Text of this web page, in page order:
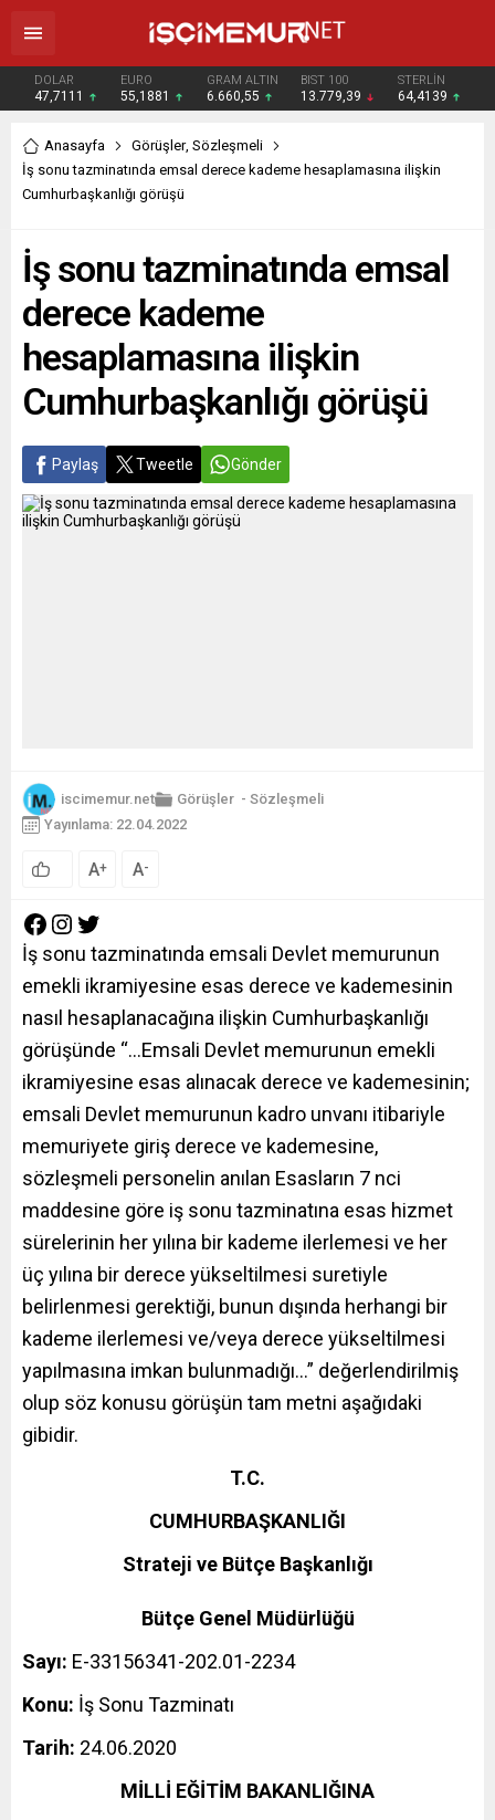
DOLAR
47,7111
EURO
55,1881
GRAM ALTIN
6.660,55
BIST 100
13.779,39
STERLİN
64,4139
Anasayfa Görüşler, Sözleşmeli
İş sonu tazminatında emsal derece kademe hesaplamasına ilişkin
Cumhurbaşkanlığı görüşü
İş sonu tazminatında emsal
derece kademe
hesaplamasına ilişkin
Cumhurbaşkanlığı görüşü
Paylaş Tweetle Gönder
iscimemur.net Görüşler - Sözleşmeli
Yayınlama: 22.04.2022
A+ A-
İş sonu tazminatında emsali Devlet memurunun
emekli ikramiyesine esas derece ve kademesinin
nasıl hesaplanacağına ilişkin Cumhurbaşkanlığı
görüşünde “…Emsali Devlet memurunun emekli
ikramiyesine esas alınacak derece ve kademesinin;
emsali Devlet memurunun kadro unvanı itibariyle
memuriyete giriş derece ve kademesine,
sözleşmeli personelin anılan Esasların 7 nci
maddesine göre iş sonu tazminatına esas hizmet
sürelerinin her yılına bir kademe ilerlemesi ve her
üç yılına bir derece yükseltilmesi suretiyle
belirlenmesi gerektiği, bunun dışında herhangi bir
kademe ilerlemesi ve/veya derece yükseltilmesi
yapılmasına imkan bulunmadığı…” değerlendirilmiş
olup söz konusu görüşün tam metni aşağıdaki
gibidir.
T.C.
CUMHURBAŞKANLIĞI
Strateji ve Bütçe Başkanlığı
Bütçe Genel Müdürlüğü
Sayı: E-33156341-202.01-2234
Konu: İş Sonu Tazminatı
Tarih: 24.06.2020
MİLLİ EĞİTİM BAKANLIĞINA